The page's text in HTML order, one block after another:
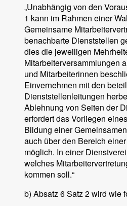
„Unabhängig von den
1 kann im Rahmen einer
Gemeinsame
benachbarte Dienststellen
dies die jeweiligen
Mitarbeiterversammlungen
und Mitarbeiterinnen
Einvernehmen mit den
Dienststellenleitungen
Ablehnung von Seiten der
erfordert das Vorliegen
Bildung einer
auch über den Bereich
möglich. In einer
welches
kommen soll.“
b) Absatz 6 Satz 2 wird wie